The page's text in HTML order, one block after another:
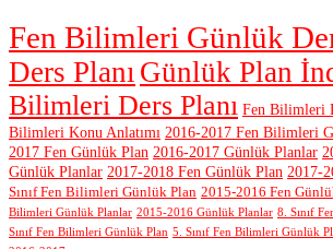
Fen Bilimleri Günlük
Ders Planı Günlük Plan
Bilimleri Ders Planı Fen Bilimleri
Bilimleri Konu Anlatımı 2016-2017 Fen Bilimleri
2017 Fen Günlük Plan 2016-2017 Günlük Planlar
Günlük Planlar 2017-2018 Fen Günlük Plan 2017-
Sınıf Fen Bilimleri Günlük Plan 2015-2016 Fen
Bilimleri Günlük Planlar 2015-2016 Günlük Planlar 8. Sınıf
Sınıf Fen Bilimleri Günlük Plan 5. Sınıf Fen Bilimleri Günlük